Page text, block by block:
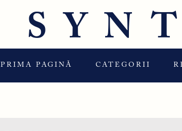
PRIMA PAGINĂ CATEGORII